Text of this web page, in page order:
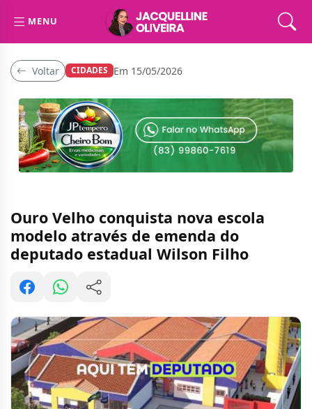
MENU
Voltar CIDADES Em 15/05/2026
Ouro Velho conquista nova escola
modelo através de emenda do
deputado estadual Wilson Filho